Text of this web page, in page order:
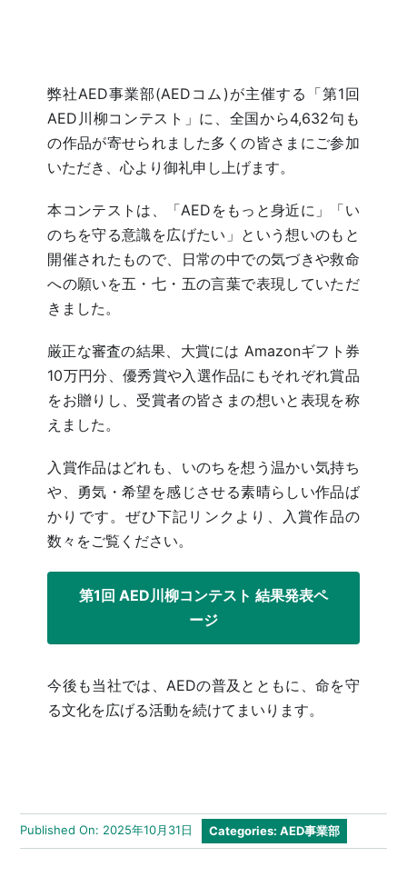
弊社AED事業部(AEDコム)が主催する「第1回
AED川柳コンテスト」に、全国から4,632句も
の作品が寄せられました多くの皆さまにご参加
いただき、心より御礼申し上げます。
本コンテストは、「AEDをもっと身近に」「い
のちを守る意識を広げたい」という想いのもと
開催されたもので、日常の中での気づきや救命
への願いを五・七・五の言葉で表現していただ
きました。
厳正な審査の結果、大賞には Amazonギフト券
10万円分 、優秀賞や入選作品にもそれぞれ賞品
をお贈りし、受賞者の皆さまの想いと表現を称
えました。
入賞作品はどれも、いのちを想う温かい気持ち
や、勇気・希望を感じさせる素晴らしい作品ば
かりです。ぜひ下記リンクより、入賞作品の
数々をご覧ください。
第1回 AED川柳コンテスト 結果発表ペ
ージ
今後も当社では、AEDの普及とともに、命を守
る文化を広げる活動を続けてまいります。
Published On: 2025年10月31日 Categories:AED事業部